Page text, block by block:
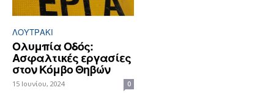
ΛΟΥΤΡΆΚΙ
Ολυμπία Οδός:
Ασφαλτικές εργασίες
στον Κόμβο Θηβών
15 Ιουνίου, 2024 0